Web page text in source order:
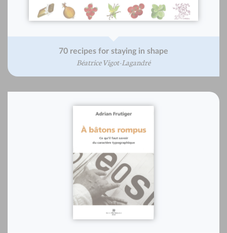
70 recipes for staying in shape
Béatrice Vigot-Lagandré